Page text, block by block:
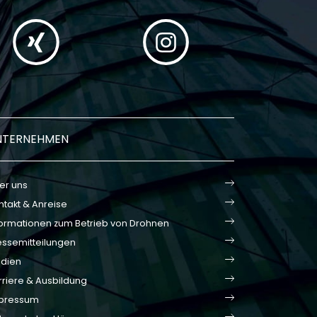
uns
& Anreise
zum Betrieb von Drohnen
& Ausbildung